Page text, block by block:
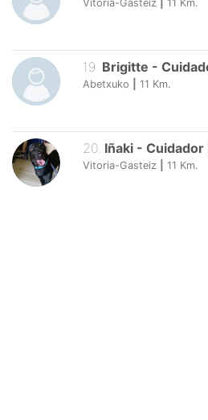
Vitoria-Gasteiz 11 Km.
19. Brigitte -
Abetxuko 11 Km.
20. Iñaki - Cuidador
Vitoria-Gasteiz 11 Km.